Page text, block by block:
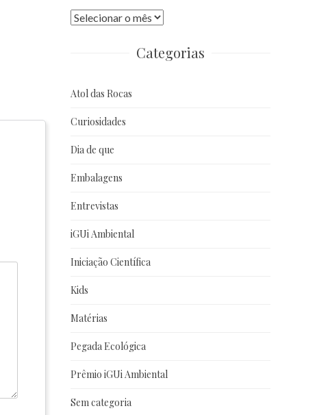
Publicações
Categorias
Atol das Rocas
Curiosidades
Dia de que
Embalagens
Entrevistas
iGUi Ambiental
Iniciação Científica
Kids
Matérias
Pegada Ecológica
Prêmio iGUi Ambiental
Sem categoria